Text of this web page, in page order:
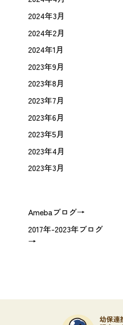
2024年3月
2024年2月
2024年1月
2023年9月
2023年8月
2023年7月
2023年6月
2023年5月
2023年4月
2023年3月
Amebaブログ→
2017年-2023年ブログ
→